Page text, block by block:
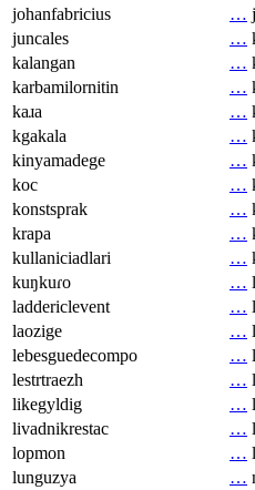
johanfabricius
…
juncales
…
kalangan
…
karbamilornitin
…
kaɹa
…
kgakala
…
kinyamadege
…
koc
…
konstsprak
…
krapa
…
kullaniciadlari
…
kuŋkuɾo
…
laddericlevent
…
laozige
…
lebesguedecompo
…
lestrtraezh
…
likegyldig
…
livadnikrestac
…
lopmon
…
lunguzya
…